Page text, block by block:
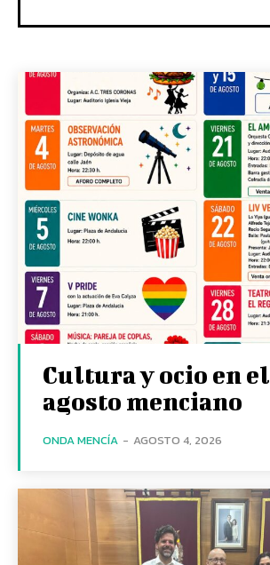
Cultura y ocio en el
agosto menciano
ONDA MENCÍA - AGOSTO 4, 2026